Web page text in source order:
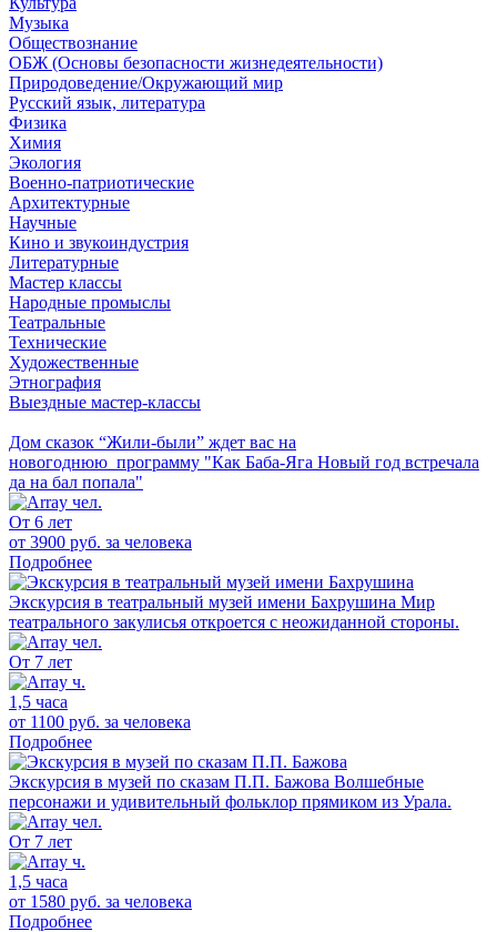
Музыка
Обществознание
ОБЖ (Основы безопасности жизнедеятельности)
Природоведение/Окружающий мир
Русский язык, литература
Физика
Химия
Экология
Военно-патриотические
Архитектурные
Научные
Кино и звукоиндустрия
Литературные
Мастер классы
Народные промыслы
Театральные
Технические
Художественные
Этнография
Выездные мастер-классы
Дом сказок “Жили-были” ждет вас на
новогоднюю программу "Как Баба-Яга Новый год встречала
да на бал попала"
От 6 лет
от 3900 руб. за человека
Подробнее
Экскурсия в театральный музей имени Бахрушина Мир
театрального закулисья откроется с неожиданной стороны.
От 7 лет
1,5 часа
от 1100 руб. за человека
Подробнее
Экскурсия в музей по сказам П.П. Бажова Волшебные
персонажи и удивительный фольклор прямиком из Урала.
От 7 лет
1,5 часа
от 1580 руб. за человека
Подробнее